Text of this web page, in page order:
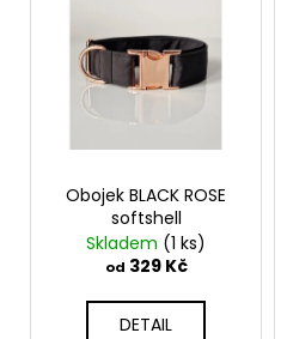
Obojek BLACK ROSE
softshell
Skladem (1 ks)
od 329 Kč
DETAIL
SVATEBNÍ